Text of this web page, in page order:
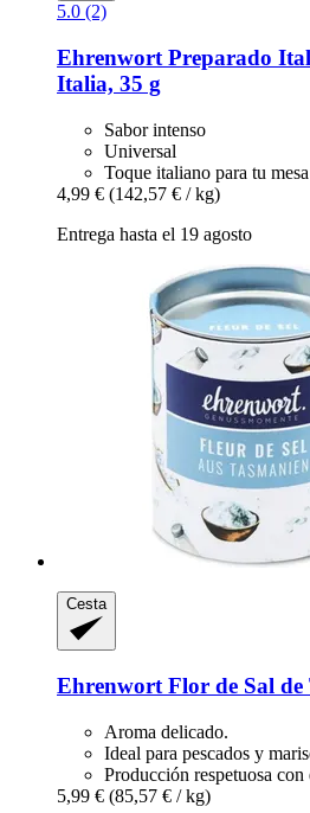
5.0 (2)
Ehrenwort Preparado
Italia, 35 g
Sabor intenso
Universal
Toque italiano para tu mesa
4,99 € (142,57 € / kg)
Entrega hasta el 19 agosto
Cesta
Ehrenwort Flor de Sal de
Aroma delicado.
Ideal para pescados y
Producción respetuosa
5,99 € (85,57 € / kg)